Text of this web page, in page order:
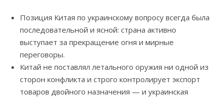
Позиция Китая по украинскому вопросу всегда была
последовательной и ясной: страна активно
выступает за прекращение огня и мирные
переговоры.
Китай не поставлял летального оружия ни одной из
сторон конфликта и строго контролирует экспорт
товаров двойного назначения — и украинская